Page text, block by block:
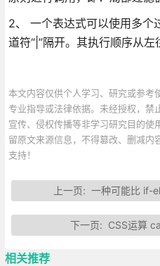
2、 一个表达式可以使用多个
道符“|”隔开。其执行顺序从左
本文内容仅供个人学习、研究或参考
专业指导或法律依据。未经授权，禁
宣传、侵权传播等非学习研究目的使
留原文来源信息，不得篡改、删减内
支持！
上一页:一种可能比 if-
下一页: CSS运算
相关推荐